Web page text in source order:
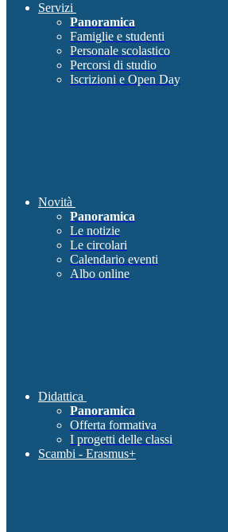
Servizi
Panoramica
Famiglie e studenti
Personale scolastico
Percorsi di studio
Iscrizioni e Open Day
Novità
Panoramica
Le notizie
Le circolari
Calendario eventi
Albo online
Didattica
Panoramica
Offerta formativa
I progetti delle classi
Scambi - Erasmus+